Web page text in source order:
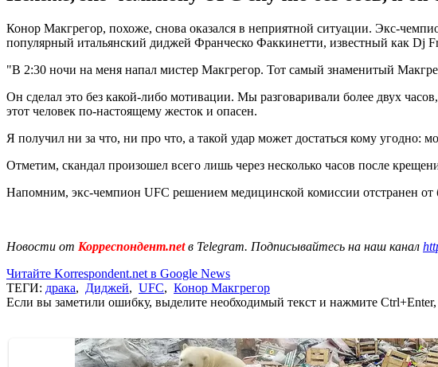
Конор Макгрегор, похоже, снова оказался в неприятной ситуации. Экс-
популярный итальянский диджей Франческо Факкинетти, известный как Dj
"В 2:30 ночи на меня напал мистер Макгрегор. Тот самый знаменитый
Он сделал это без какой-либо мотивации. Мы разговаривали более двух
этот человек по-настоящему жесток и опасен.
Я получил ни за что, ни про что, а такой удар может достаться кому
Отметим, скандал произошел всего лишь через несколько часов после
Напомним, экс-чемпион UFC решением медицинской комиссии отстранен
Новости от Корреспондент.netв Telegram. Подписывайтесь на наш канал
Читайте Korrespondent.net в Google News
ТЕГИ: драка, Диджей, UFC, Конор Макгрегор
Если вы заметили ошибку, выделите необходимый текст и нажмите